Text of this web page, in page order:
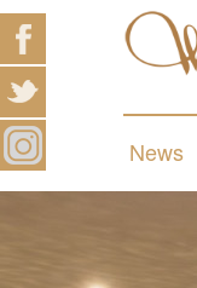
News